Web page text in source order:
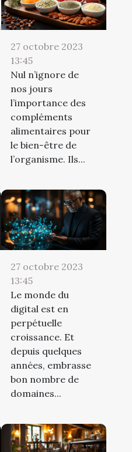
27 octobre 2023
13:45
Nul n’ignore de
nos jours
l’importance des
compléments
alimentaires pour
le bien-être de
l’organisme. Ils...
27 octobre 2023
13:45
Le monde du
digital est en
perpétuelle
croissance. Et
depuis quelques
années, embrasse
bon nombre de
domaines...